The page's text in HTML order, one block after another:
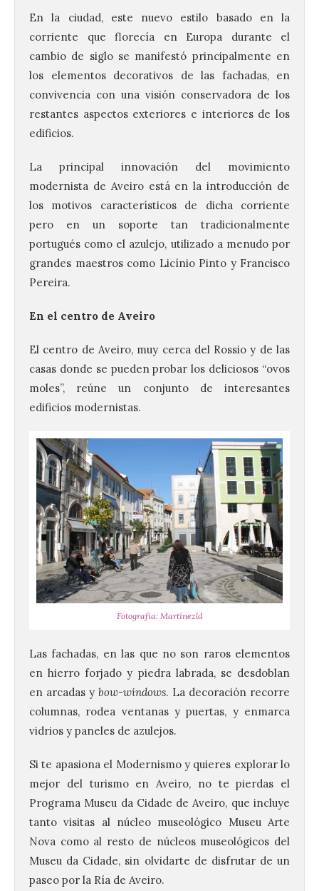
En la ciudad, este nuevo estilo basado en la
corriente que florecía en Europa durante el
cambio de siglo se manifestó principalmente en
los elementos decorativos de las fachadas, en
convivencia con una visión conservadora de los
restantes aspectos exteriores e interiores de los
edificios.
La principal innovación del movimiento
modernista de Aveiro está en la introducción de
los motivos característicos de dicha corriente
pero en un soporte tan tradicionalmente
portugués como el azulejo, utilizado a menudo por
grandes maestros como Licínio Pinto y Francisco
Pereira.
En el centro de Aveiro
El centro de Aveiro, muy cerca del Rossio y de las
casas donde se pueden probar los deliciosos “ovos
moles”, reúne un conjunto de interesantes
edificios modernistas.
Fotografía: Martínezld
Las fachadas, en las que no son raros elementos
en hierro forjado y piedra labrada, se desdoblan
en arcadas y bow-windows. La decoración recorre
columnas, rodea ventanas y puertas, y enmarca
vidrios y paneles de azulejos.
Si te apasiona el Modernismo y quieres explorar lo
mejor del turismo en Aveiro, no te pierdas el
Programa Museu da Cidade de Aveiro, que incluye
tanto visitas al núcleo museológico Museu Arte
Nova como al resto de núcleos museológicos del
Museu da Cidade, sin olvidarte de disfrutar de un
paseo por la Ría de Aveiro.